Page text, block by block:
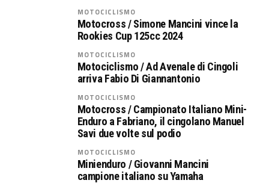
MOTOCICLISMO
Motocross / Simone Mancini vince la
Rookies Cup 125cc 2024
MOTOCICLISMO
Motociclismo / Ad Avenale di Cingoli
arriva Fabio Di Giannantonio
MOTOCICLISMO
Motocross / Campionato Italiano Mini-
Enduro a Fabriano, il cingolano Manuel
Savi due volte sul podio
MOTOCICLISMO
Minienduro / Giovanni Mancini
campione italiano su Yamaha